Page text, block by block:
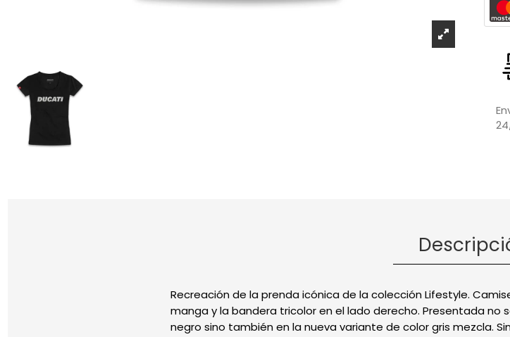
Recreación de la prenda icónica de la colección Lifestyle.
manga y la bandera tricolor en el lado derecho. Presentada no
negro sino también en la nueva variante de color gris mezcla.